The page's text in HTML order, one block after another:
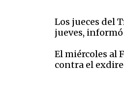
Los jueces del
jueves,
El miércoles al
contra el